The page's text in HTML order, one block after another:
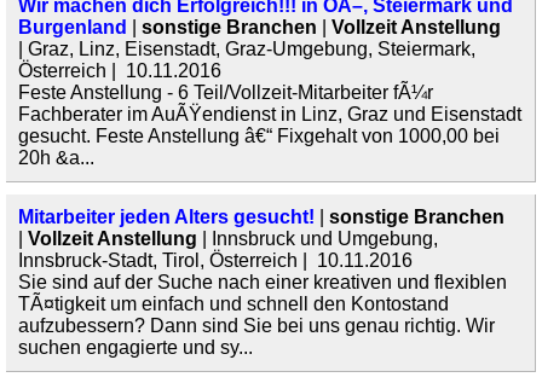
Wir machen dich Erfolgreich!!! in OÃ–, Steiermark und
Burgenland
sonstige Branchen
Vollzeit Anstellung
| Graz, Linz, Eisenstadt, Graz-Umgebung, Steiermark,
Österreich | 10.11.2016
Feste Anstellung - 6 Teil/Vollzeit-Mitarbeiter fÃ¼r
Fachberater im AuÃŸendienst in Linz, Graz und Eisenstadt
gesucht. Feste Anstellung â€“ Fixgehalt von 1000,00 bei
20h &a...
Mitarbeiter jeden Alters gesucht!
sonstige Branchen
Vollzeit Anstellung | Innsbruck und Umgebung,
Innsbruck-Stadt, Tirol, Österreich | 10.11.2016
Sie sind auf der Suche nach einer kreativen und flexiblen
TÃ¤tigkeit um einfach und schnell den Kontostand
aufzubessern? Dann sind Sie bei uns genau richtig. Wir
suchen engagierte und sy...